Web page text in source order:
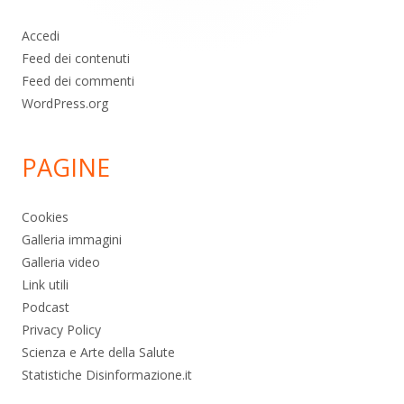
Accedi
Feed dei contenuti
Feed dei commenti
WordPress.org
PAGINE
Cookies
Galleria immagini
Galleria video
Link utili
Podcast
Privacy Policy
Scienza e Arte della Salute
Statistiche Disinformazione.it